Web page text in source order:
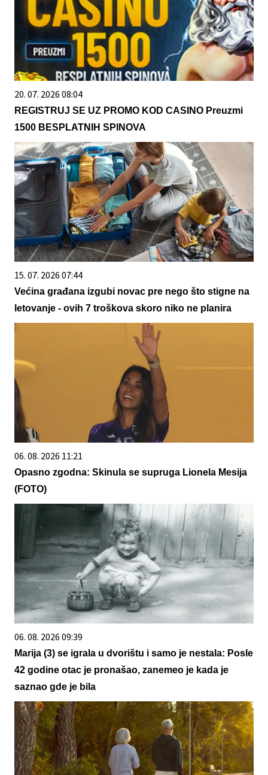
20. 07. 2026 08:04
REGISTRUJ SE UZ PROMO KOD CASINO Preuzmi
1500 BESPLATNIH SPINOVA
15. 07. 2026 07:44
Većina građana izgubi novac pre nego što stigne na
letovanje - ovih 7 troškova skoro niko ne planira
06. 08. 2026 11:21
Opasno zgodna: Skinula se supruga Lionela Mesija
(FOTO)
06. 08. 2026 09:39
Marija (3) se igrala u dvorištu i samo je nestala: Posle
42 godine otac je pronašao, zanemeo je kada je
saznao gde je bila